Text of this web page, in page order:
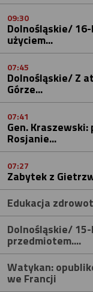
09:30
Dolnośląskie/
użyciem...
07:45
Dolnośląskie/ Z
Górze...
07:41
Gen.
Rosjanie...
07:27
Zabytek z
Edukacja
Dolnośląskie/
przedmiotem....
Watykan:
we Francji